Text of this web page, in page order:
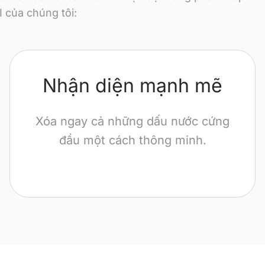
của chúng tôi:
Nhận diện mạnh mẽ
Xóa ngay cả những dấu nước cứng
đầu một cách thông minh.